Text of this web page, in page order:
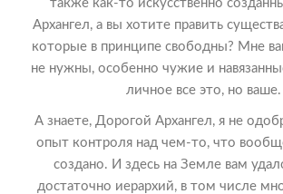
также как-то искусственно
Архангел, а вы хотите править
которые в принципе свободны? Мне
не нужны, особенно чужие и
личное все это, но ваше.
А знаете, Дорогой Архангел, я не
опыт контроля над чем-то, что
создано. И здесь на Земле вам
достаточно иерархий, в том числе